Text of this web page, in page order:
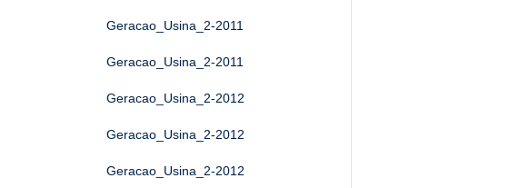
Geracao_Usina_2-2011
Geracao_Usina_2-2011
Geracao_Usina_2-2012
Geracao_Usina_2-2012
Geracao_Usina_2-2012